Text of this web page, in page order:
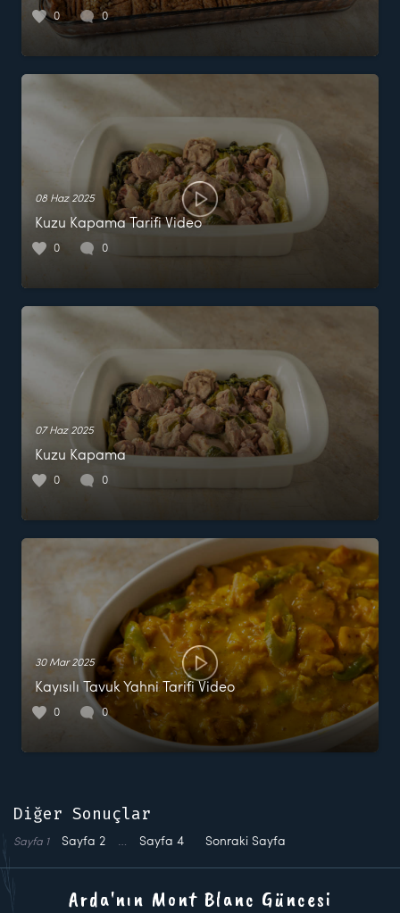
0 0
08 Haz 2025
Kuzu Kapama Tarifi Video
0 0
07 Haz 2025
Kuzu Kapama
0 0
30 Mar 2025
Kayısılı Tavuk Yahni Tarifi Video
0 0
Diğer Sonuçlar
Sayfa 1 Sayfa 2 … Sayfa 4 Sonraki Sayfa
Arda'nın Mont Blanc Güncesi